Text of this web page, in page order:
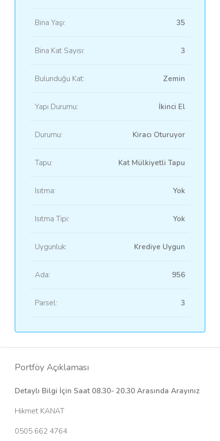
Bina Yaşı: 35
Bina Kat Sayısı: 3
Bulunduğu Kat: Zemin
Yapı Durumu: İkinci El
Durumu: Kiracı Oturuyor
Tapu: Kat Mülkiyetli Tapu
Isıtma: Yok
Isıtma Tipi: Yok
Uygunluk: Krediye Uygun
Ada: 956
Parsel: 3
Portföy Açıklaması
Detaylı Bilgi İçin Saat 08.30- 20.30 Arasında Arayınız
Hikmet KANAT
0505 662 4764